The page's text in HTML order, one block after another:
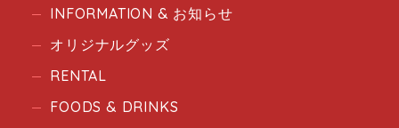
INFORMATION & お知らせ
オリジナルグッズ
RENTAL
FOODS & DRINKS